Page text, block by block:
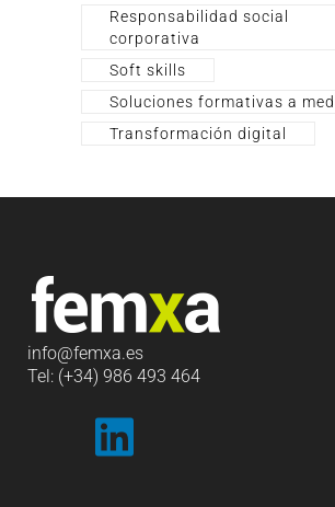
Responsabilidad social
corporativa
Soft skills
Soluciones formativas a
Transformación digital
info@femxa.es
Tel: (+34) 986 493 464